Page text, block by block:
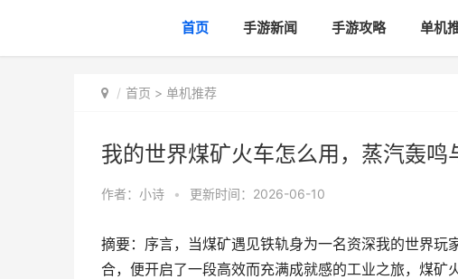
首页 手游新闻 手游攻略 单机
首页 > 单机推荐
我的世界煤矿火车怎么用，蒸汽轰鸣
作者： 小诗 • 更新时间：2026-06-10
摘要：序言，当煤矿遇见铁轨身为一名资深我的世界
合，便开启了一段高效而充满成就感的工业之旅，煤